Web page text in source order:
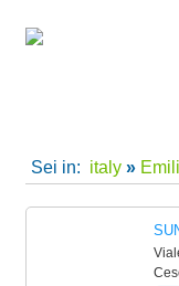
Sei in: italy»